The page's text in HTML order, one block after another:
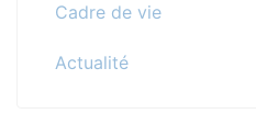
Cadre de vie
Actualité